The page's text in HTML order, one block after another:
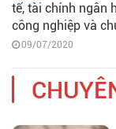
tế, tài chính ngân
công nghiệp và
09/07/2020